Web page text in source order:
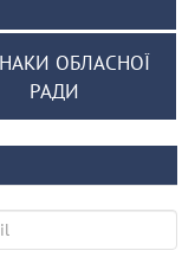
ОБЛАСНОЇ
РАДИ